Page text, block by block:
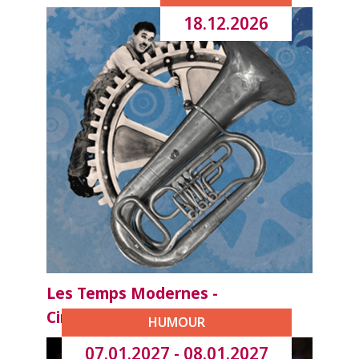
18.12.2026
Les Temps Modernes -
Ciné/Concert
HUMOUR
07.01.2027 - 08.01.2027